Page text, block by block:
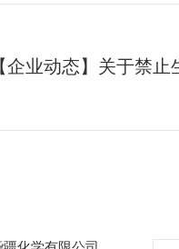
【企业动态】关于禁